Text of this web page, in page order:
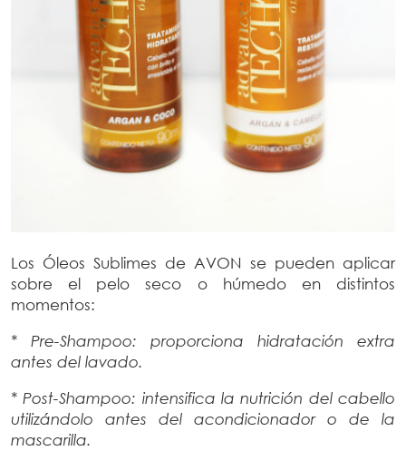
Los Óleos Sublimes de AVON se pueden aplicar
sobre el pelo seco o húmedo en distintos
momentos:
* Pre-Shampoo: proporciona hidratación extra
antes del lavado.
* Post-Shampoo: intensifica la nutrición del cabello
utilizándolo antes del acondicionador o de la
mascarilla.